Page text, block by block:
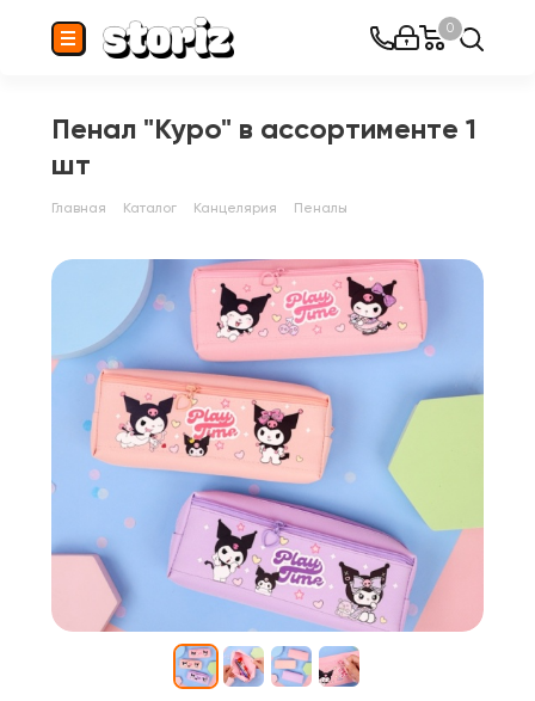
0
Пенал "Куро" в ассортименте 1
шт
Главная Каталог Канцелярия Пеналы